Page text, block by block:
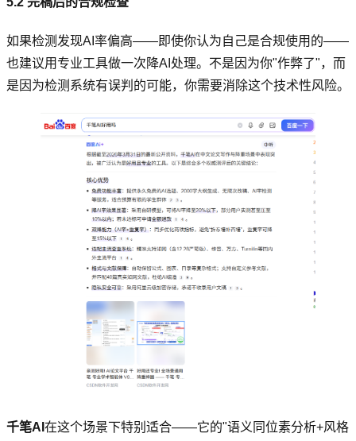
如果检测发现AI率偏高——即使你认为自己是合规使用的——
也建议用专业工具做一次降AI处理。不是因为你"作弊了"，而
是因为检测系统有误判的可能，你需要消除这个技术性风险。
千笔AI 在这个场景下特别适合——它的"语义同位素分析+风格